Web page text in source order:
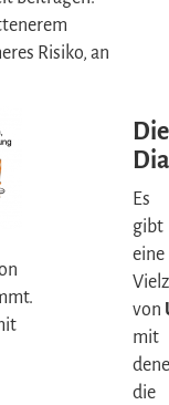
Risiko, an
Die
Es
gibt
eine
von
mit
die